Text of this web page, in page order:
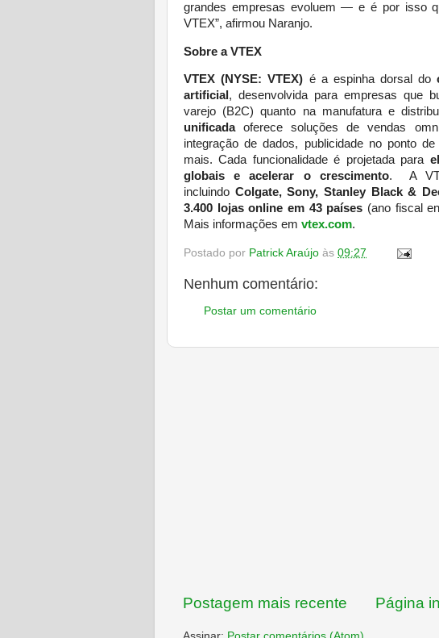
grandes empresas evoluem — e é por isso
VTEX”, afirmou Naranjo.
Sobre a VTEX
VTEX (NYSE: VTEX) é a espinha dorsal do
artificial , desenvolvida para empresas que
varejo (B2C) quanto na manufatura e
unificadaoferece soluções de vendas
integração de dados, publicidade no ponto
mais. Cada funcionalidade é projetada para
globais e acelerar o crescimento. A
incluindo Colgate, Sony, Stanley Black &
3.400 lojas online em 43 países (ano fiscal
Mais informações em vtex.com.
Postado por Patrick Araújo às 09:27
Nenhum comentário:
Postar um comentário
Postagem mais recente Página